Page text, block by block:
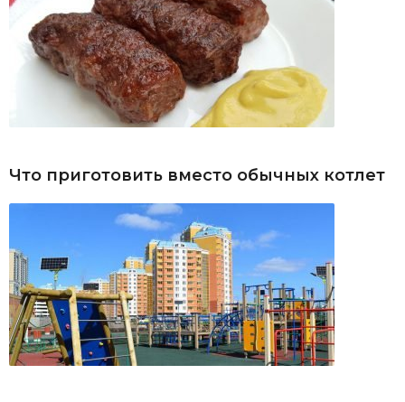
Что приготовить вместо обычных котлет